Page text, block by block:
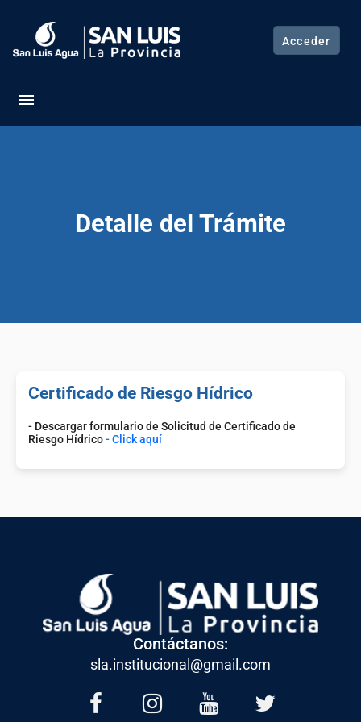
Acceder
menu
Detalle del Trámite
Certificado de Riesgo Hídrico
- Descargar formulario de Solicitud de Certificado de
Riesgo Hídrico- Click aquí
Contáctanos:
sla.institucional@gmail.com